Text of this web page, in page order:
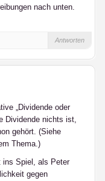
nach unten.
Antworten
„Dividende oder
Dividende nichts ist,
gehört. (Siehe
Thema.)
ins Spiel, als Peter
gegen